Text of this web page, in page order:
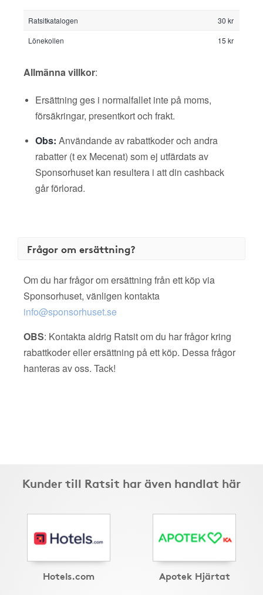
Ratsitkatalogen
30 kr
Lönekollen
15 kr
Allmänna villkor:
Ersättning ges i normalfallet inte på moms,
försäkringar, presentkort och frakt.
Obs: Användande av rabattkoder och andra
rabatter (t ex Mecenat) som ej utfärdats av
Sponsorhuset kan resultera i att din cashback
går förlorad.
Frågor om ersättning?
Om du har frågor om ersättning från ett köp via
Sponsorhuset, vänligen kontakta
info@sponsorhuset.se
OBS: Kontakta aldrig Ratsit om du har frågor kring
rabattkoder eller ersättning på ett köp. Dessa frågor
hanteras av oss. Tack!
Kunder till Ratsit har även handlat här
Hotels.com Apotek Hjärtat